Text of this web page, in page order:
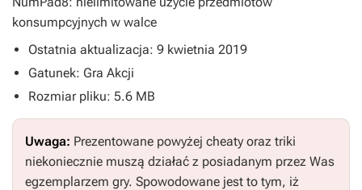
konsumpcyjnych w walce
Ostatnia aktualizacja: 9 kwietnia 2019
Gatunek: Gra Akcji
Rozmiar pliku: 5.6 MB
Uwaga: Prezentowane powyżej cheaty oraz triki
niekoniecznie muszą działać z posiadanym przez Was
egzemplarzem gry. Spowodowane jest to tym, iż